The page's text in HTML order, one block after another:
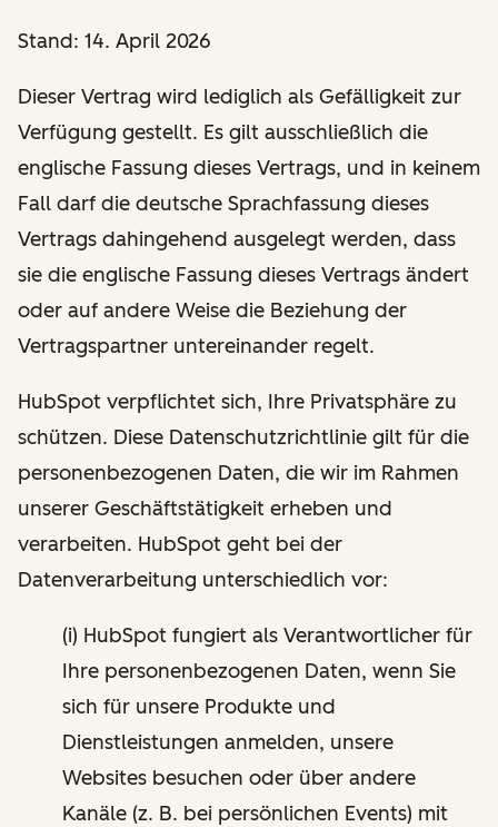
Stand: 14. April 2026
Dieser Vertrag wird lediglich als Gefälligkeit zur
Verfügung gestellt. Es gilt ausschließlich die
englische Fassung dieses Vertrags, und in keinem
Fall darf die deutsche Sprachfassung dieses
Vertrags dahingehend ausgelegt werden, dass
sie die englische Fassung dieses Vertrags ändert
oder auf andere Weise die Beziehung der
Vertragspartner untereinander regelt.
HubSpot verpflichtet sich, Ihre Privatsphäre zu
schützen. Diese Datenschutzrichtlinie gilt für die
personenbezogenen Daten, die wir im Rahmen
unserer Geschäftstätigkeit erheben und
verarbeiten. HubSpot geht bei der
Datenverarbeitung unterschiedlich vor:
(i) HubSpot fungiert als Verantwortlicher für
Ihre personenbezogenen Daten, wenn Sie
sich für unsere Produkte und
Dienstleistungen anmelden, unsere
Websites besuchen oder über andere
Kanäle (z. B. bei persönlichen Events) mit